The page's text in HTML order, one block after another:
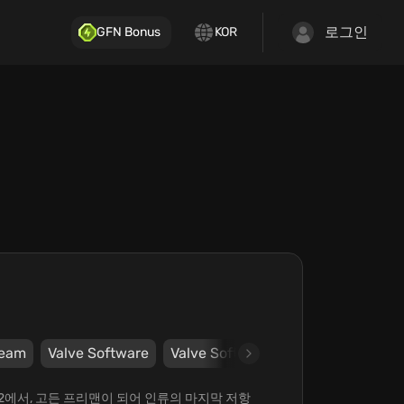
GFN Bonus KOR 로그인
Valve Software Valve Software
서, 고든 프리맨이 되어 인류의 마지막 저항